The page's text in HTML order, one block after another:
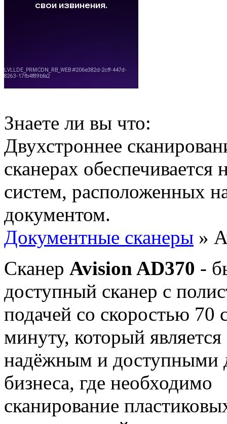
Знаете ли вы что:
Двухстроннее
сканерах
систем, расположенных
документом.
Документные сканеры »
Сканер Avision AD370 -
доступный сканер с
подачей со скоростью 70
минуту, который
надёжным и доступными
бизнеса, где необходимо
сканирование